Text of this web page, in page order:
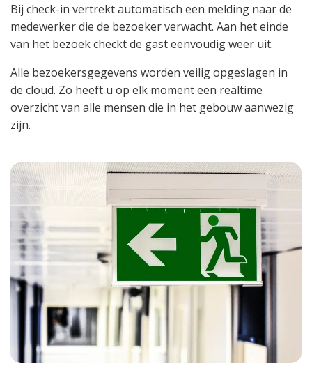
Bij check-in vertrekt automatisch een melding naar de
medewerker die de bezoeker verwacht. Aan het einde
van het bezoek checkt de gast eenvoudig weer uit.
Alle bezoekersgegevens worden veilig opgeslagen in
de cloud. Zo heeft u op elk moment een realtime
overzicht van alle mensen die in het gebouw aanwezig
zijn.